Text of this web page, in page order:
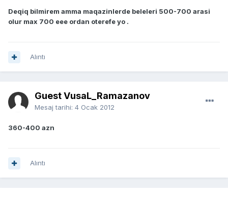
Deqiq bilmirem amma maqazinlerde beleleri 500-700 arasi
olur max 700 eee ordan oterefe yo .
Alıntı
Guest VusaL_Ramazanov
Mesaj tarihi: 4 Ocak 2012
360-400 azn
Alıntı